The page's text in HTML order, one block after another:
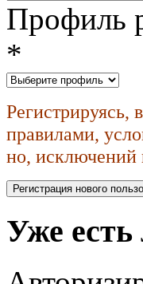
Профиль
*
Регистрируясь,
правилами,
но, исключений
Уже есть